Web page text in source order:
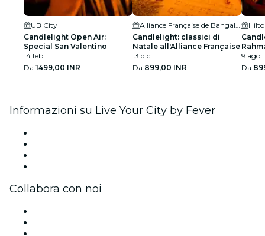
UB City
Candlelight Open Air:
Special San Valentino
14 feb
Da 1499,00 INR
Alliance Française de Bangalore
Candlelight: classici di
Natale all'Alliance Française
13 dic
Da 899,00 INR
9 ago
Da
Informazioni su Live Your City by Fever
Collabora con noi